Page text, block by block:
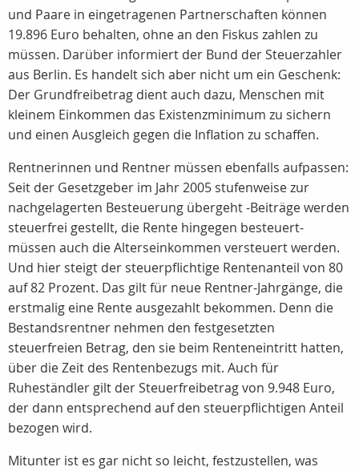
und Paare in eingetragenen Partnerschaften können
19.896 Euro behalten, ohne an den Fiskus zahlen zu
müssen. Darüber informiert der Bund der Steuerzahler
aus Berlin. Es handelt sich aber nicht um ein Geschenk:
Der Grundfreibetrag dient auch dazu, Menschen mit
kleinem Einkommen das Existenzminimum zu sichern
und einen Ausgleich gegen die Inflation zu schaffen.
Rentnerinnen und Rentner müssen ebenfalls aufpassen:
Seit der Gesetzgeber im Jahr 2005 stufenweise zur
nachgelagerten Besteuerung übergeht -Beiträge werden
steuerfrei gestellt, die Rente hingegen besteuert-
müssen auch die Alterseinkommen versteuert werden.
Und hier steigt der steuerpflichtige Rentenanteil von 80
auf 82 Prozent. Das gilt für neue Rentner-Jahrgänge, die
erstmalig eine Rente ausgezahlt bekommen. Denn die
Bestandsrentner nehmen den festgesetzten
steuerfreien Betrag, den sie beim Renteneintritt hatten,
über die Zeit des Rentenbezugs mit. Auch für
Ruheständler gilt der Steuerfreibetrag von 9.948 Euro,
der dann entsprechend auf den steuerpflichtigen Anteil
bezogen wird.
Mitunter ist es gar nicht so leicht, festzustellen, was